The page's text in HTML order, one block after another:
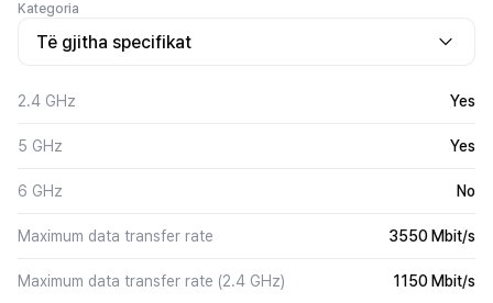
Kategoria
Të gjitha specifikat
2.4 GHz Yes
5 GHz Yes
6 GHz No
Maximum data transfer rate 3550 Mbit/s
Maximum data transfer rate (2.4 GHz) 1150 Mbit/s